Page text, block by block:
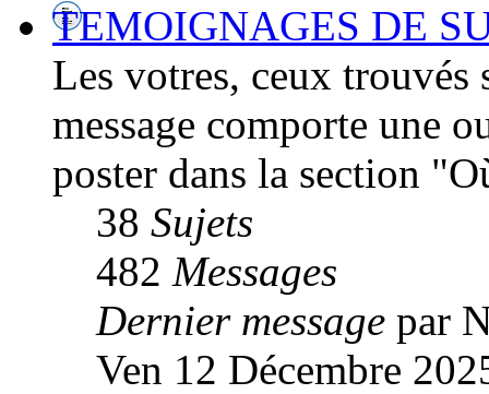
TEMOIGNAGES DE
Les votres, ceux
message comporte une
poster dans la section
38 Sujets
482 Messages
Dernier message par
Ven 12 Décembre